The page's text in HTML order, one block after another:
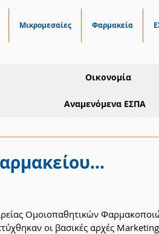
Μικρομεσαίες Φαρμακεία
Οικονομία
Αναμενόμενα ΕΣΠΑ
Ομοιοπαθητικών
οι βασικές αρχές